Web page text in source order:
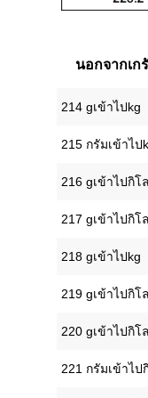
นอกจากเก
214 gเข้าไปkg
215 กรัมเข้าไป
216 gเข้าไปกิโ
217 gเข้าไปกิโ
218 gเข้าไปkg
219 gเข้าไปกิโ
220 gเข้าไปกิโ
221 กรัมเข้าไป